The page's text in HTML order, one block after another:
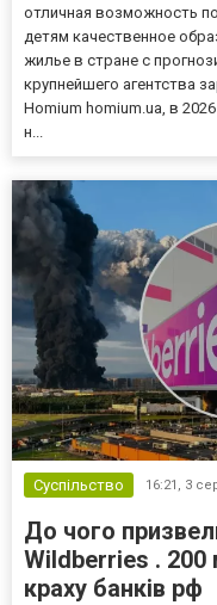
отличная возможность
детям качественное
жилье в стране с
крупнейшего агентства
Homium homium.ua, в
н...
Суспільство 16:21, 3
До чого
Wildberries . 200
краху банків рф